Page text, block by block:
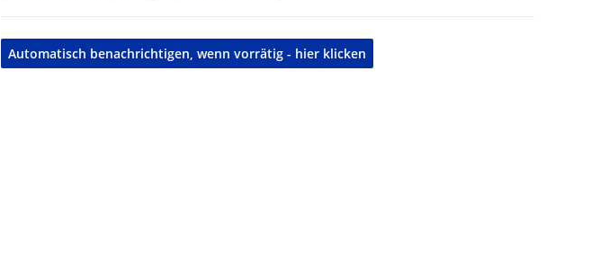
Automatisch benachrichtigen, wenn vorrätig - hier klicken